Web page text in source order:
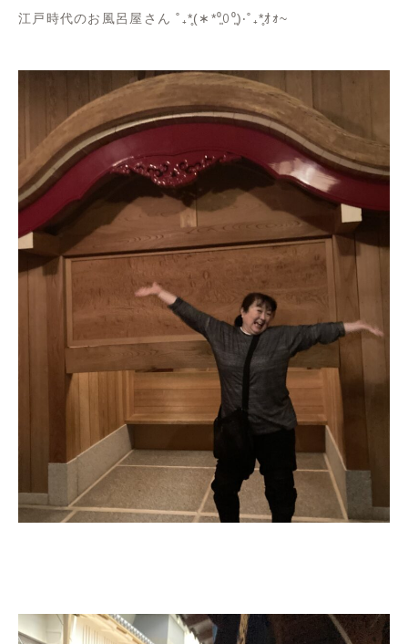
江戸時代のお風呂屋さん ˚₊*̥(∗*⁰͈꒨⁰͈)‧˚₊*̥ｵｫ~